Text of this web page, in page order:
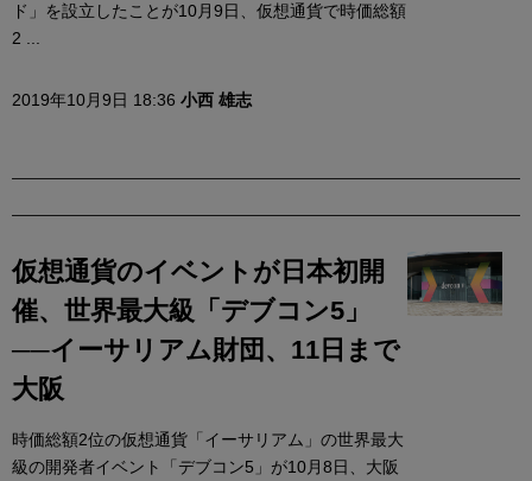
ド」を設立したことが10月9日、仮想通貨で時価総額
2 ...
2019年10月9日 18:36 小西 雄志
仮想通貨のイベントが日本初開
催、世界最大級「デブコン5」
──イーサリアム財団、11日まで
大阪
時価総額2位の仮想通貨「イーサリアム」の世界最大
級の開発者イベント「デブコン5」が10月8日、大阪